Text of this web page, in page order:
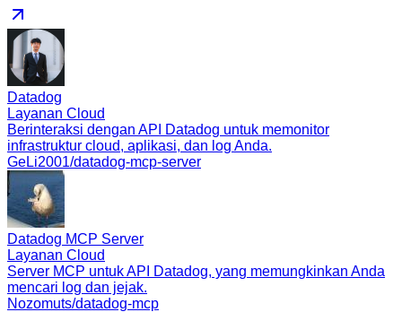
Datadog
Layanan Cloud
Berinteraksi dengan API Datadog untuk memonitor
infrastruktur cloud, aplikasi, dan log Anda.
GeLi2001/datadog-mcp-server
Datadog MCP Server
Layanan Cloud
Server MCP untuk API Datadog, yang memungkinkan Anda
mencari log dan jejak.
Nozomuts/datadog-mcp